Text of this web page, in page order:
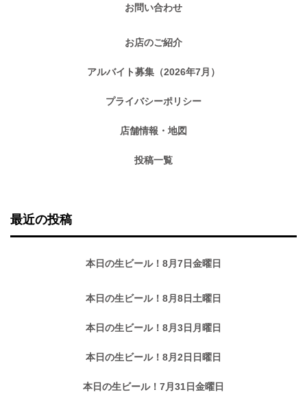
お問い合わせ
お店のご紹介
アルバイト募集（2026年7月）
プライバシーポリシー
店舗情報・地図
投稿一覧
最近の投稿
本日の生ビール！8月7日金曜日
本日の生ビール！8月8日土曜日
本日の生ビール！8月3日月曜日
本日の生ビール！8月2日日曜日
本日の生ビール！7月31日金曜日